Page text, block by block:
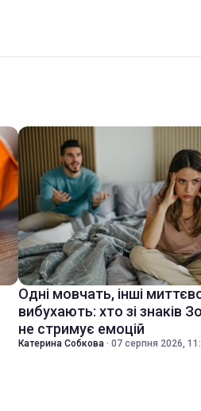
Одні мовчать, інші
вибухають: хто зі знаків
не стримує емоцій
Катерина Собкова · 07 серпня 2026,